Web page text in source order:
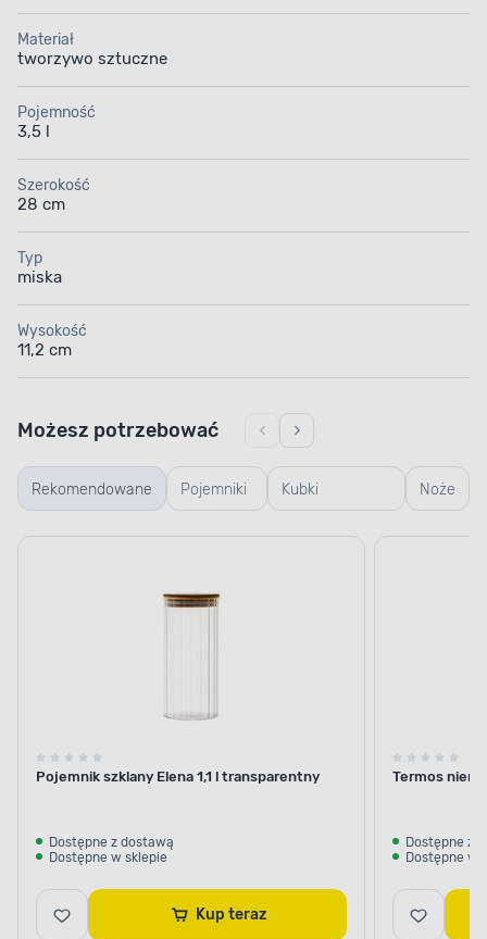
Materiał
tworzywo sztuczne
Pojemność
3,5 l
Szerokość
28 cm
Typ
miska
Wysokość
11,2 cm
Rekomendowane Pojemniki
szklane
Kubki
termiczne i
Noże
Możesz potrzebować
Pojemnik szklany Elena 1,1 l transparentny
Dostępne z dostawą
Dostępne w sklepie
Kup teraz
Termos
Dostępne z
Dostępne w